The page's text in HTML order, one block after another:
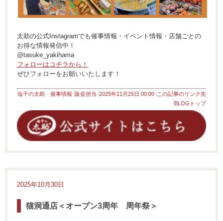
太助の公式Instagramでも催事情報・イベント情報・店舗ごとの
お得な情報発信中！
@tasuke_yakihama
フォローはコチラから！
ぜひフォローをお願いいたします！
塩干の太助 催事情報 販促担当 2025年11月25日 00:00 この記事のリンク先
BLOGトップ
2025年10月30日
猫洞通店＜オープン3周年 周年祭＞